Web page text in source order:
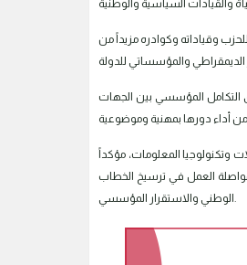
للحزب وقياداته وكوادره مزيداً من
التكامل المؤسسي بين الجهات
وتكنولوجيا المعلومات، مؤكداً
العمل في ترسيخ الخطاب
الوطني والاستقرار المؤسسي.